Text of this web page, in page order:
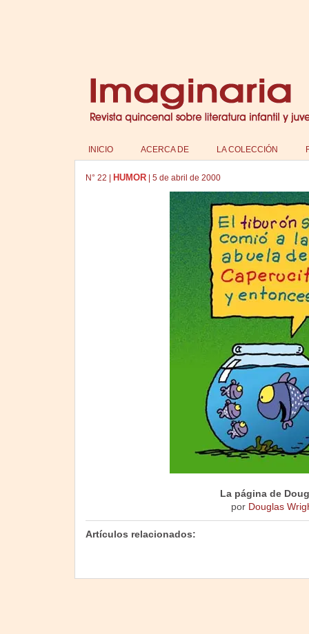
INICIO ACERCA DE LA COLECCIÓN
N° 22 HUMOR| 5 de abril de 2000
La página de
por Douglas
Artículos relacionados: